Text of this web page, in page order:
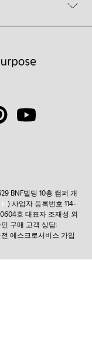
BNF빌딩 10층 캠퍼 개
) 사업자 등록번호 114-
호 대표자 조재성 외
구매 고객 상담:
에스크로서비스 가입